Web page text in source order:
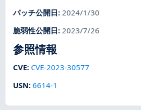
パッチ公開日: 2024/1/30
脆弱性公開日:2023/7/26
参照情報
CVE: CVE-2023-30577
USN:6614-1